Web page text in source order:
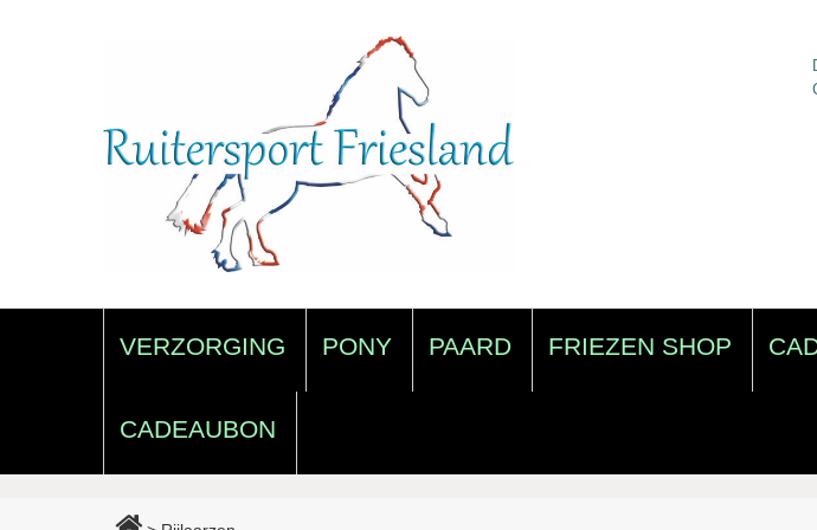
VERZORGING PONY PAARD FRIEZEN SHOP
CADEAUBON